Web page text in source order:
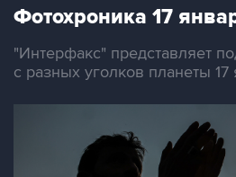
Фотохроника 17
"Интерфакс" представляет
с разных уголков планеты 17